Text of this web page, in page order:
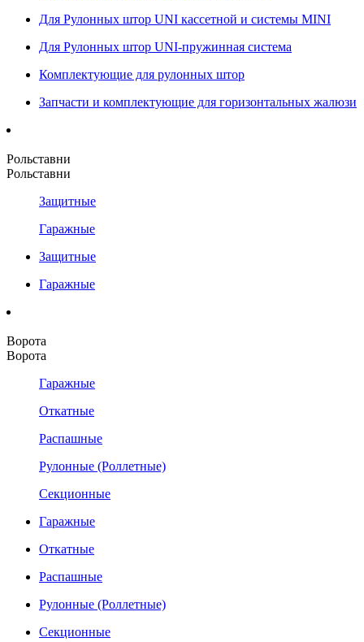
Для Рулонных штор UNI кассетной и системы MINI
Для Рулонных штор UNI-пружинная система
Комплектующие для рулонных штор
Запчасти и комплектующие для горизонтальных жалюзи
Рольставни
Рольставни
Защитные
Гаражные
Защитные
Гаражные
Ворота
Ворота
Гаражные
Откатные
Распашные
Рулонные (Роллетные)
Секционные
Гаражные
Откатные
Распашные
Рулонные (Роллетные)
Секционные